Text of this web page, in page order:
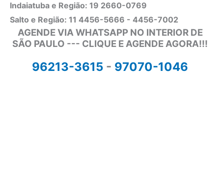
Indaiatuba e Região: 19 2660-0769
Salto e Região: 11 4456-5666 - 4456-7002
AGENDE VIA WHATSAPP NO INTERIOR DE
SÃO PAULO --- CLIQUE E AGENDE AGORA!!!
96213-3615 - 97070-1046